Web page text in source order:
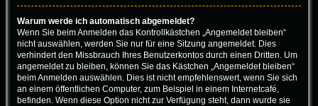
Warum werde ich automatisch abgemeldet?
Wenn Sie beim Anmelden das Kontrollkästchen „Angemeldet bleiben“
nicht auswählen, werden Sie nur für eine Sitzung angemeldet. Dies
verhindert den Missbrauch Ihres Benutzerkontos durch einen Dritten. Um
angemeldet zu bleiben, können Sie das Kästchen „Angemeldet bleiben“
beim Anmelden auswählen. Dies ist nicht empfehlenswert, wenn Sie sich
an einem öffentlichen Computer, zum Beispiel in einem Internetcafé,
befinden. Wenn diese Option nicht zur Verfügung steht, dann wurde sie